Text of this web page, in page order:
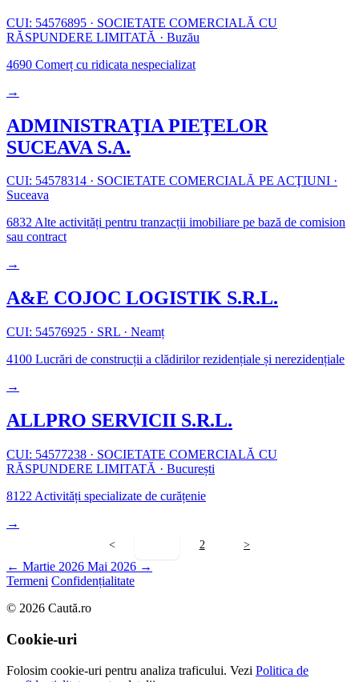
CUI: 54576895 · SOCIETATE COMERCIALĂ CU
RĂSPUNDERE LIMITATĂ · Buzău
4690 Comerț cu ridicata nespecializat
→
ADMINISTRAŢIA PIEŢELOR
SUCEAVA S.A.
CUI: 54578314 · SOCIETATE COMERCIALĂ PE ACŢIUNI ·
Suceava
6832Alte activități pentru tranzacții imobiliare pe bază de comision
sau contract
→
A&E COJOC LOGISTIK S.R.L.
CUI: 54576925 · SRL · Neamț
4100 Lucrări de construcții a clădirilor rezidențiale și nerezidențiale
→
ALLPRO SERVICII S.R.L.
CUI: 54577238 · SOCIETATE COMERCIALĂ CU
RĂSPUNDERE LIMITATĂ · București
8122 Activități specializate de curățenie
→
< 2 >
← Martie 2026 Mai 2026 →
Termeni Confidențialitate
© 2026 Caută.ro
Cookie-uri
Folosim cookie-uri pentru analiza traficului. Vezi Politica de